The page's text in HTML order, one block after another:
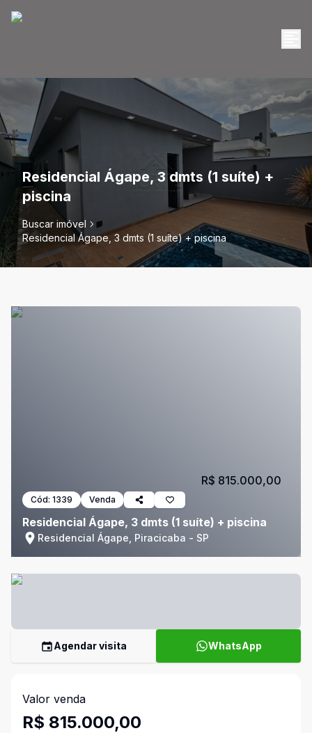
Residencial Ágape, 3 dmts (1 suíte) +
piscina
Buscar imóvel
Residencial Ágape, 3 dmts (1 suíte) + piscina
Cód: 1339 Venda
Residencial Ágape, 3 dmts (1 suíte) + piscina
Residencial Ágape, Piracicaba - SP
R$ 815.000,00
Agendar visita WhatsApp
Valor venda
R$ 815.000,00